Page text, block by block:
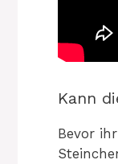
Kann
Bevor